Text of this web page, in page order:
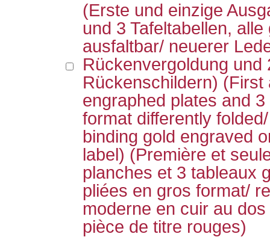
(Erste und einzige
und 3 Tafeltabellen,
ausfaltbar/ neuerer
Rückenvergoldung und
Rückenschildern)
engraphed plates and
format differently
binding gold engraved
label) (Première et
planches et 3 tableaux
pliées en gros format/
moderne en cuir au
pièce de titre rouges)